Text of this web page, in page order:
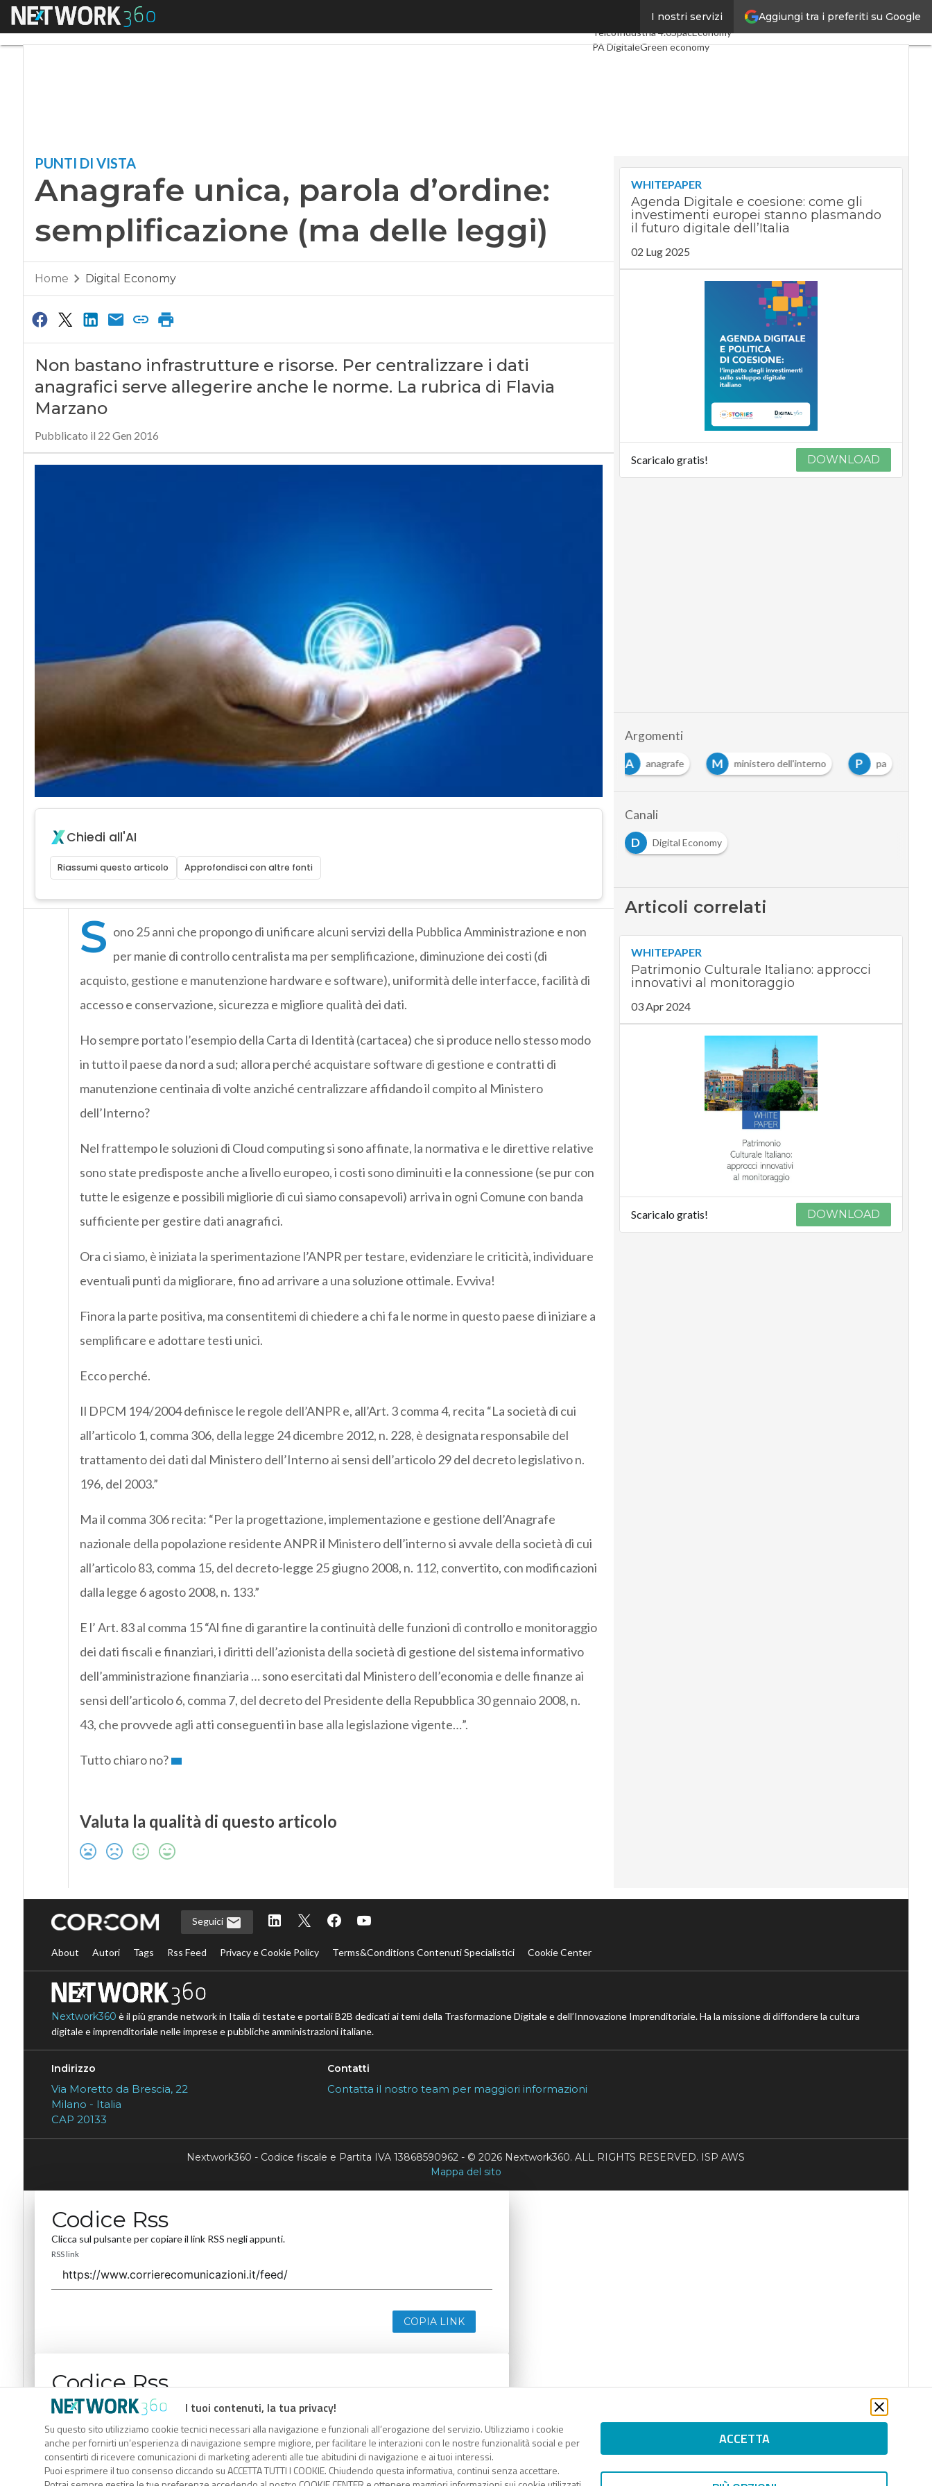
Aggiungi tra i preferiti su Google
I nostri servizi
Menu
Digital Economy
TelcoIndustria 4.0SpacEconomy
PA DigitaleGreen economy
PUNTI DI VISTA
Anagrafe unica, parola d’ordine:
semplificazione (ma delle leggi)
Home Digital Economy
Non bastano infrastrutture e risorse. Per centralizzare i dati
anagrafici serve allegerire anche le norme. La rubrica di Flavia
Marzano
Pubblicato il 22 Gen 2016
Chiedi all'AI
Riassumi questo articolo Approfondisci con altre fonti
S ono 25 anni che propongo di unificare alcuni servizi della Pubblica Amministrazione e non
per manie di controllo centralista ma per semplificazione, diminuzione dei costi (di
acquisto, gestione e manutenzione hardware e software), uniformità delle interfacce, facilità di
accesso e conservazione, sicurezza e migliore qualità dei dati.
Ho sempre portato l’esempio della Carta di Identità (cartacea) che si produce nello stesso modo
in tutto il paese da nord a sud; allora perché acquistare software di gestione e contratti di
manutenzione centinaia di volte anziché centralizzare affidando il compito al Ministero
dell’Interno?
Nel frattempo le soluzioni di Cloud computing si sono affinate, la normativa e le direttive relative
sono state predisposte anche a livello europeo, i costi sono diminuiti e la connessione (se pur con
tutte le esigenze e possibili migliorie di cui siamo consapevoli) arriva in ogni Comune con banda
sufficiente per gestire dati anagrafici.
Ora ci siamo, è iniziata la sperimentazione l’ANPR per testare, evidenziare le criticità, individuare
eventuali punti da migliorare, fino ad arrivare a una soluzione ottimale. Evviva!
Finora la parte positiva, ma consentitemi di chiedere a chi fa le norme in questo paese di iniziare a
semplificare e adottare testi unici.
Ecco perché.
Il DPCM 194/2004 definisce le regole dell’ANPR e, all’Art. 3 comma 4, recita “La società di cui
all’articolo 1, comma 306, della legge 24 dicembre 2012, n. 228, è designata responsabile del
trattamento dei dati dal Ministero dell’Interno ai sensi dell’articolo 29 del decreto legislativo n.
196, del 2003.”
Ma il comma 306 recita: “Per la progettazione, implementazione e gestione dell’Anagrafe
nazionale della popolazione residente ANPR il Ministero dell’interno si avvale della società di cui
all’articolo 83, comma 15, del decreto-legge 25 giugno 2008, n. 112, convertito, con modificazioni
dalla legge 6 agosto 2008, n. 133.”
E l’ Art. 83 al comma 15 “Al fine di garantire la continuità delle funzioni di controllo e monitoraggio
dei dati fiscali e finanziari, i diritti dell’azionista della società di gestione del sistema informativo
dell’amministrazione finanziaria … sono esercitati dal Ministero dell’economia e delle finanze ai
sensi dell’articolo 6, comma 7, del decreto del Presidente della Repubblica 30 gennaio 2008, n.
43, che provvede agli atti conseguenti in base alla legislazione vigente…”.
Tutto chiaro no?
Valuta la qualità di questo articolo
WHITEPAPER
Agenda Digitale e coesione: come gli
investimenti europei stanno plasmando
il futuro digitale dell’Italia
02 Lug 2025
Scaricalo gratis! DOWNLOAD
Argomenti
A
anagrafe M ministero dell'interno P pa
Canali
D
Digital Economy
Articoli correlati
WHITEPAPER
Patrimonio Culturale Italiano: approcci
innovativi al monitoraggio
03 Apr 2024
Scaricalo gratis! DOWNLOAD
I tuoi contenuti, la tua privacy!
Su questo sito utilizziamo cookie tecnici necessari alla navigazione e funzionali all’erogazione del servizio. Utilizziamo i cookie
anche per fornirti un’esperienza di navigazione sempre migliore, per facilitare le interazioni con le nostre funzionalità social e per
consentirti di ricevere comunicazioni di marketing aderenti alle tue abitudini di navigazione e ai tuoi interessi.
Puoi esprimere il tuo consenso cliccando su ACCETTA TUTTI I COOKIE. Chiudendo questa informativa, continui senza accettare.
ACCETTA
Seguici
About Autori Tags Rss Feed Privacy e Cookie Policy Terms&Conditions Contenuti Specialistici Cookie Center
Nextwork360 è il più grande network in Italia di testate e portali B2B dedicati ai temi della Trasformazione Digitale e dell’Innovazione Imprenditoriale. Ha la missione di diffondere la cultura
digitale e imprenditoriale nelle imprese e pubbliche amministrazioni italiane.
Indirizzo
Via Moretto da Brescia, 22
Milano - Italia
CAP 20133
Contatti
Contatta il nostro team per maggiori informazioni
Nextwork360 - Codice fiscale e Partita IVA 13868590962 - © 2026 Nextwork360. ALL RIGHTS RESERVED. ISP AWS
Mappa del sito
Codice Rss
Clicca sul pulsante per copiare il link RSS negli appunti.
RSS link
COPIA LINK
Codice Rss
Clicca sul pulsante per copiare il link RSS negli appunti.
RSS link